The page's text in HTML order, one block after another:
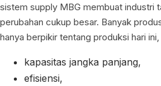
sistem supply MBG membuat industri
perubahan cukup besar. Banyak
hanya berpikir tentang produksi hari
kapasitas jangka panjang,
efisiensi,